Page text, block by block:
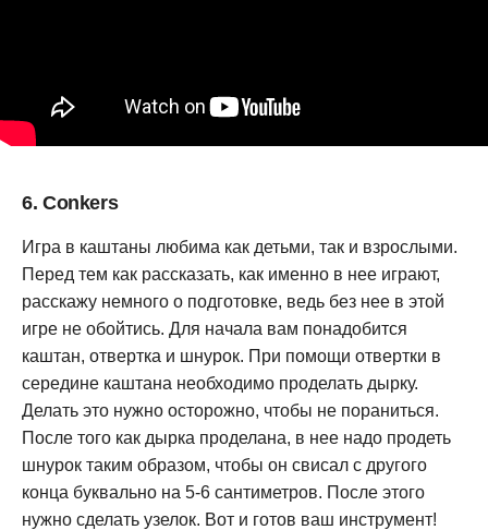
6. Conkers
Игра в каштаны любима как детьми, так и взрослыми.
Перед тем как рассказать, как именно в нее играют,
расскажу немного о подготовке, ведь без нее в этой
игре не обойтись. Для начала вам понадобится
каштан, отвертка и шнурок. При помощи отвертки в
середине каштана необходимо проделать дырку.
Делать это нужно осторожно, чтобы не пораниться.
После того как дырка проделана, в нее надо продеть
шнурок таким образом, чтобы он свисал с другого
конца буквально на 5-6 сантиметров. После этого
нужно сделать узелок. Вот и готов ваш инструмент!